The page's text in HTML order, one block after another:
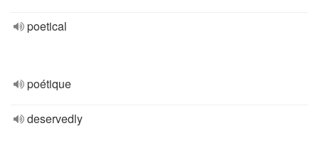
poetical
poétique
deservedly